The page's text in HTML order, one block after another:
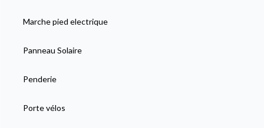
Marche pied electrique
Panneau Solaire
Penderie
Porte vélos